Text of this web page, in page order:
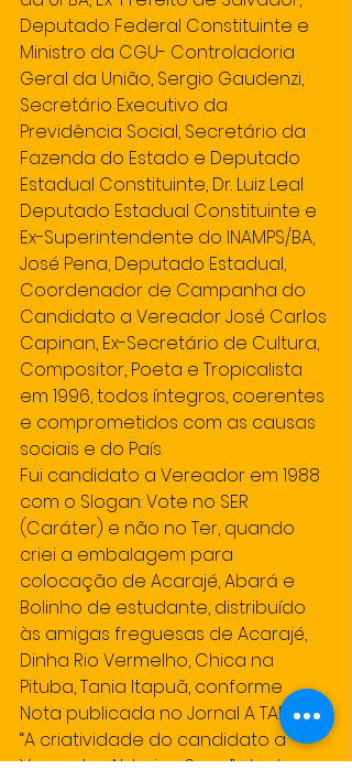
Deputado Federal Constituinte e
Ministro da CGU- Controladoria
Geral da União, Sergio Gaudenzi,
Secretário Executivo da
Previdência Social, Secretário da
Fazenda do Estado e Deputado
Estadual Constituinte, Dr. Luiz Leal
Deputado Estadual Constituinte e
Ex-Superintendente do INAMPS/BA,
José Pena, Deputado Estadual,
Coordenador de Campanha do
Candidato a Vereador José Carlos
Capinan, Ex-Secretário de Cultura,
Compositor, Poeta e Tropicalista
em 1996, todos íntegros, coerentes
e comprometidos com as causas
sociais e do País.
Fui candidato a Vereador em 1988
com o Slogan: Vote no SER
(Caráter) e não no Ter, quando
criei a embalagem para
colocação de Acarajé, Abará e
Bolinho de estudante, distribuído
às amigas freguesas de Acarajé,
Dinha Rio Vermelho, Chica na
Pituba, Tania Itapuã, conforme
Nota publicada no Jornal A TARDE
“A criatividade do candidato a
Vereador Alderico Sena”, dentre